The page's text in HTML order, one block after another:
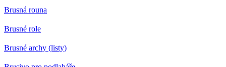
Brusná rouna
Brusné role
Brusné archy (listy)